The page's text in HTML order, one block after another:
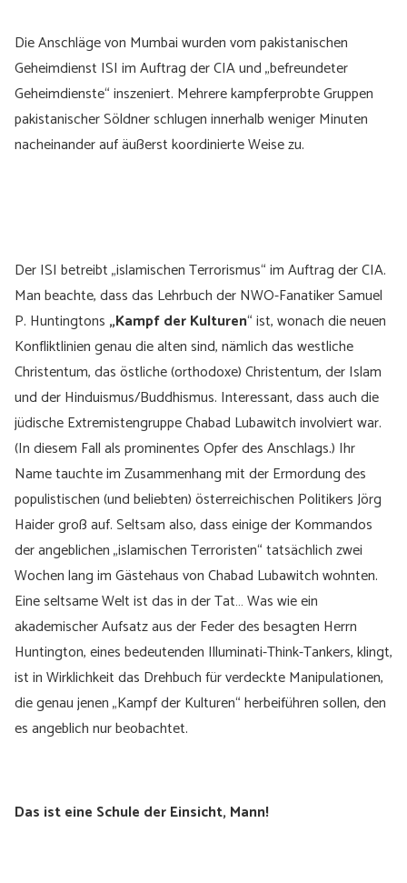
Die Anschläge von Mumbai wurden vom pakistanischen
Geheimdienst ISI im Auftrag der CIA und „befreundeter
Geheimdienste“ inszeniert. Mehrere kampferprobte Gruppen
pakistanischer Söldner schlugen innerhalb weniger Minuten
nacheinander auf äußerst koordinierte Weise zu.
Der ISI betreibt „islamischen Terrorismus“ im Auftrag der CIA.
Man beachte, dass das Lehrbuch der NWO-Fanatiker Samuel
P. Huntingtons „Kampf der Kulturen“ ist, wonach die neuen
Konfliktlinien genau die alten sind, nämlich das westliche
Christentum, das östliche (orthodoxe) Christentum, der Islam
und der Hinduismus/Buddhismus. Interessant, dass auch die
jüdische Extremistengruppe Chabad Lubawitch involviert war.
(In diesem Fall als prominentes Opfer des Anschlags.) Ihr
Name tauchte im Zusammenhang mit der Ermordung des
populistischen (und beliebten) österreichischen Politikers Jörg
Haider groß auf. Seltsam also, dass einige der Kommandos
der angeblichen „islamischen Terroristen“ tatsächlich zwei
Wochen lang im Gästehaus von Chabad Lubawitch wohnten.
Eine seltsame Welt ist das in der Tat… Was wie ein
akademischer Aufsatz aus der Feder des besagten Herrn
Huntington, eines bedeutenden Illuminati-Think-Tankers, klingt,
ist in Wirklichkeit das Drehbuch für verdeckte Manipulationen,
die genau jenen „Kampf der Kulturen“ herbeiführen sollen, den
es angeblich nur beobachtet.
Das ist eine Schule der Einsicht, Mann!